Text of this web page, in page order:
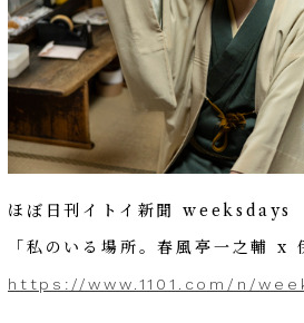
ほぼ日刊イトイ新聞 weeksdays
「私のいる場所。春風亭一之輔 x
https://www.1101.com/n/